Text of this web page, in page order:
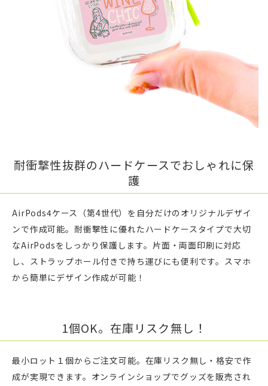
耐衝撃性抜群のハードケースでおしゃれに保
護
AirPods4ケース（第4世代）を自分だけのオリジナルデザイ
ンで作成可能。耐衝撃性に優れたハードケースタイプで大切
なAirPodsをしっかり保護します。片面・両面印刷に対応
し、ストラップホール付きで持ち運びにも便利です。スマホ
から簡単にデザイン作成が可能！
1個OK。在庫リスク無し！
最小ロット１個からご注文可能。在庫リスク無し・格安で作
成が実現できます。オンラインショップでグッズを販売され